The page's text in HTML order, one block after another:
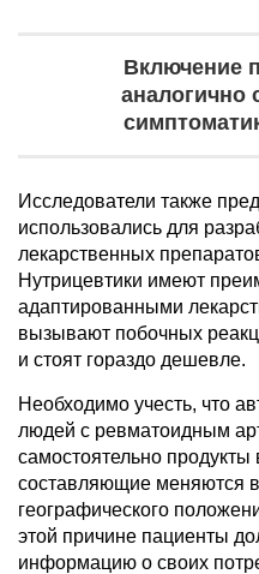
Включение
аналогично
Исследователи также
использовались для
лекарственных
Нутрицевтики имеют
адаптированными
вызывают побочных
и стоят гораздо дешевле.
Необходимо учесть, что
людей с ревматоидным
самостоятельно
составляющие меняются
географического
этой причине пациенты
информацию о своих